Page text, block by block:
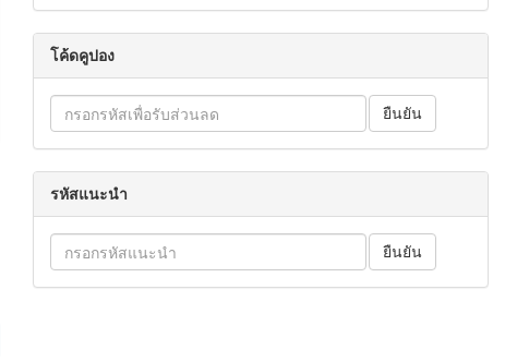
โค้ดคูปอง
รหัสแนะนำ